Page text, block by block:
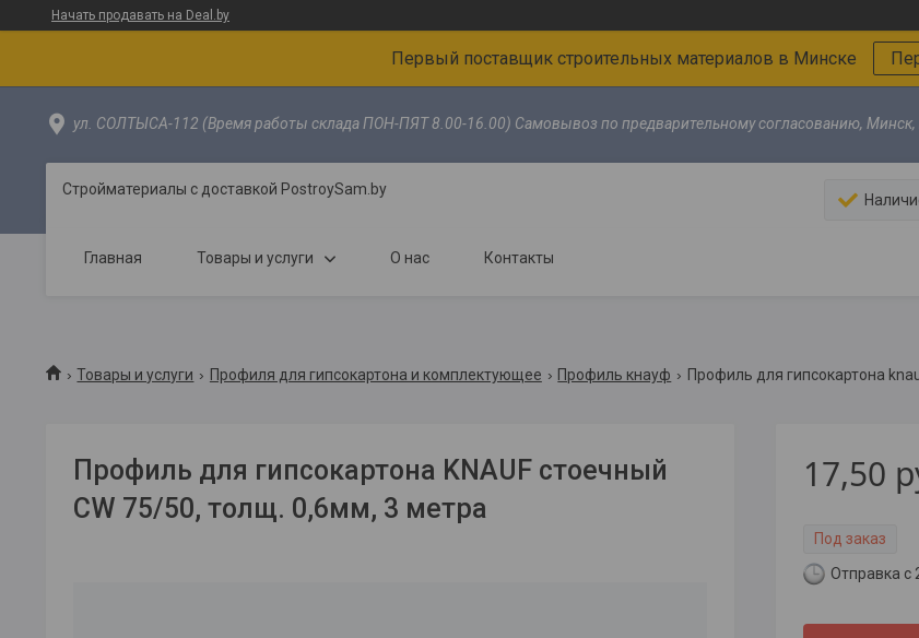
Начать продавать на Deal.by
Первый поставщик строительных материалов в Минске
ул. СОЛТЫСА-112 (Время работы склада ПОН-ПЯТ 8.00-16.00) Самовывоз по предварительному согласованию, Минск,
Стройматериалы с доставкой PostroySam.by
Главная Товары и услуги О нас Контакты
Товары и услуги Профиля для гипсокартона и комплектующее Профиль кнауф Профиль для гипсокартона
Профиль для гипсокартона KNAUF стоечный
CW 75/50, толщ. 0,6мм, 3 метра
17,50
Под заказ
Отправка с